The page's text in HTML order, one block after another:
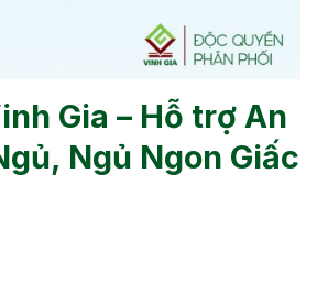
Gia – Hỗ trợ An
Ngủ Ngon Giấc